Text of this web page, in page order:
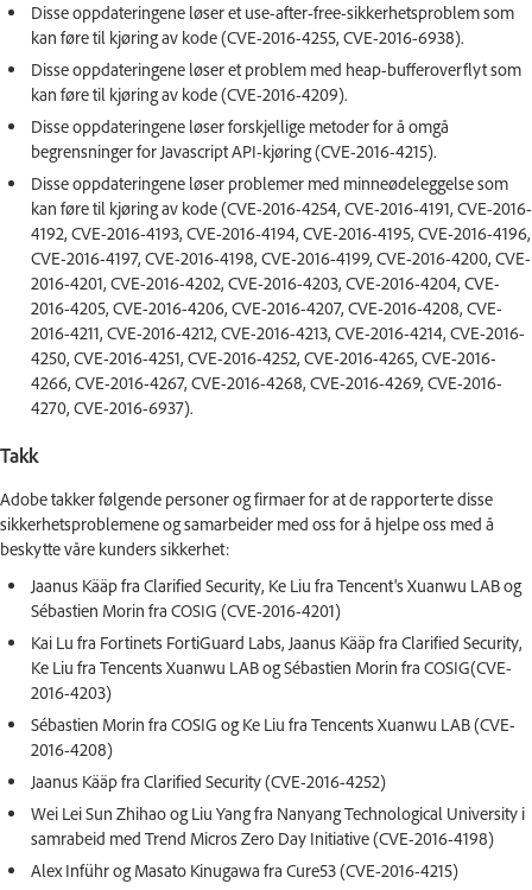
Disse oppdateringene løser et use-after-free-sikkerhetsproblem som
kan føre til kjøring av kode (CVE-2016-4255, CVE-2016-6938).
Disse oppdateringene løser et problem med heap-bufferoverflyt som
kan føre til kjøring av kode (CVE-2016-4209).
Disse oppdateringene løser forskjellige metoder for å omgå
begrensninger for Javascript API-kjøring (CVE-2016-4215).
Disse oppdateringene løser problemer med minneødeleggelse som
kan føre til kjøring av kode (CVE-2016-4254, CVE-2016-4191, CVE-2016-
4192, CVE-2016-4193, CVE-2016-4194, CVE-2016-4195, CVE-2016-4196,
CVE-2016-4197, CVE-2016-4198, CVE-2016-4199, CVE-2016-4200, CVE-
2016-4201, CVE-2016-4202, CVE-2016-4203, CVE-2016-4204, CVE-
2016-4205, CVE-2016-4206, CVE-2016-4207, CVE-2016-4208, CVE-
2016-4211, CVE-2016-4212, CVE-2016-4213, CVE-2016-4214, CVE-2016-
4250, CVE-2016-4251, CVE-2016-4252, CVE-2016-4265, CVE-2016-
4266, CVE-2016-4267, CVE-2016-4268, CVE-2016-4269, CVE-2016-
4270, CVE-2016-6937).
Takk
Adobe takker følgende personer og firmaer for at de rapporterte disse
sikkerhetsproblemene og samarbeider med oss for å hjelpe oss med å
beskytte våre kunders sikkerhet:
Jaanus Kääp fra Clarified Security, Ke Liu fra Tencent's Xuanwu LAB og
Sébastien Morin fra COSIG (CVE-2016-4201)
Kai Lu fra Fortinets FortiGuard Labs, Jaanus Kääp fra Clarified Security,
Ke Liu fra Tencents Xuanwu LAB og Sébastien Morin fra COSIG(CVE-
2016-4203)
Sébastien Morin fra COSIG og Ke Liu fra Tencents Xuanwu LAB (CVE-
2016-4208)
Jaanus Kääp fra Clarified Security (CVE-2016-4252)
Wei Lei Sun Zhihao og Liu Yang fra Nanyang Technological University i
samrabeid med Trend Micros Zero Day Initiative (CVE-2016-4198)
Alex Inführ og Masato Kinugawa fra Cure53 (CVE-2016-4215)